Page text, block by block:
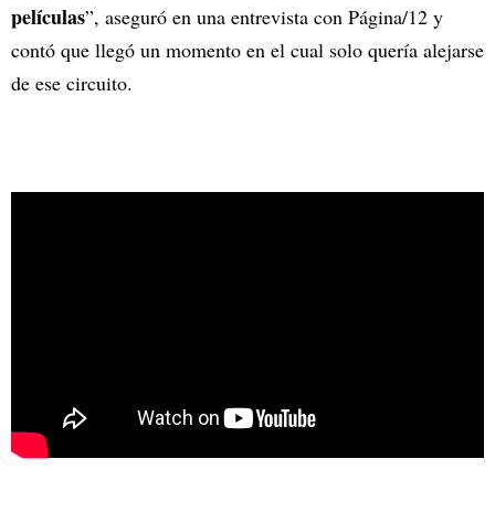
películas”, aseguró en una entrevista con Página/12 y
contó que llegó un momento en el cual solo quería alejarse
de ese circuito.